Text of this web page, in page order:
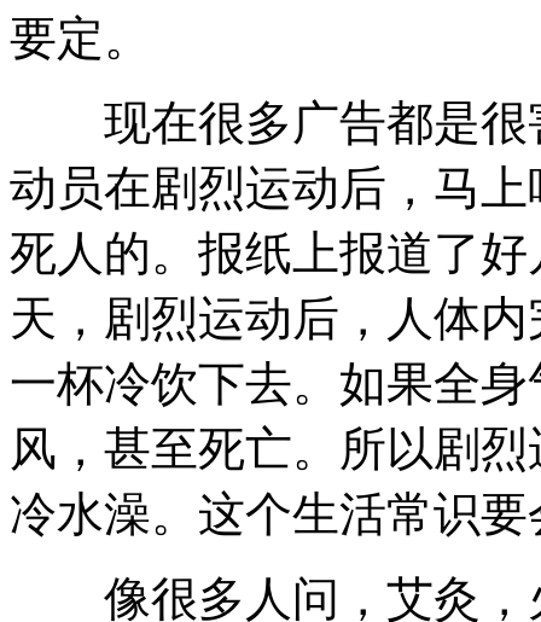
要定。
现在很多广告都是很
动员在剧烈运动后，马
死人的。报纸上报道了
天，剧烈运动后，人体
一杯冷饮下去。如果全
风，甚至死亡。所以剧
冷水澡。这个生活常识要
像很多人问，艾灸，